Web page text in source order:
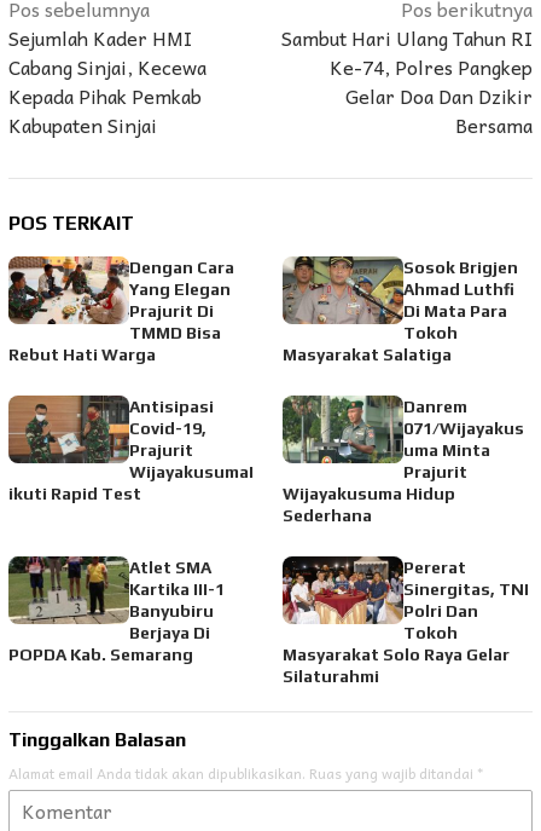
Navigasi
pos
Pos sebelumnya
Sejumlah Kader HMI
Cabang Sinjai, Kecewa
Kepada Pihak Pemkab
Kabupaten Sinjai
Pos berikutnya
Sambut Hari Ulang Tahun RI
Ke-74, Polres Pangkep
Gelar Doa Dan Dzikir
Bersama
POS TERKAIT
Dengan Cara
Yang Elegan
Prajurit Di
TMMD Bisa
Rebut Hati Warga
Sosok Brigjen
Ahmad Luthfi
Di Mata Para
Tokoh
Masyarakat Salatiga
Antisipasi
Covid-19,
Prajurit
WijayakusumaI
ikuti Rapid Test
Danrem
071/Wijayakus
uma Minta
Prajurit
Wijayakusuma Hidup
Sederhana
Atlet SMA
Kartika III-1
Banyubiru
Berjaya Di
POPDA Kab. Semarang
Pererat
Sinergitas, TNI
Polri Dan
Tokoh
Masyarakat Solo Raya Gelar
Silaturahmi
Tinggalkan Balasan
Alamat email Anda tidak akan dipublikasikan. Ruas yang wajib ditandai *